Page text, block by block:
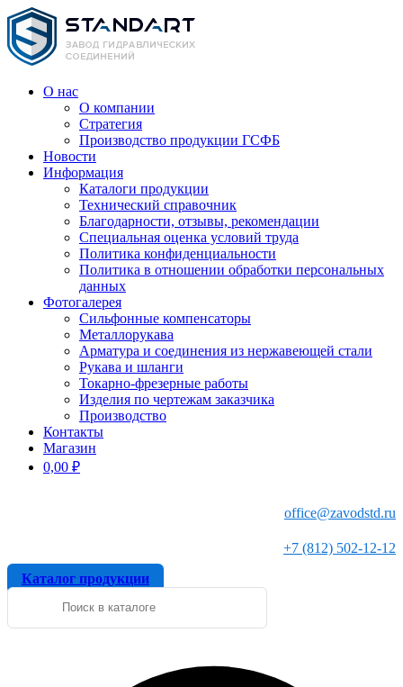
О нас
О компании
Стратегия
Производство продукции ГСФБ
Новости
Информация
Каталоги продукции
Технический справочник
Благодарности, отзывы, рекомендации
Специальная оценка условий труда
Политика конфиденциальности
Политика в отношении обработки персональных
данных
Фотогалерея
Сильфонные компенсаторы
Металлорукава
Арматура и соединения из нержавеющей стали
Рукава и шланги
Токарно-фрезерные работы
Изделия по чертежам заказчика
Производство
Контакты
Магазин
0,00 ₽
office@zavodstd.ru
+7 (812) 502-12-12
Каталог продукции